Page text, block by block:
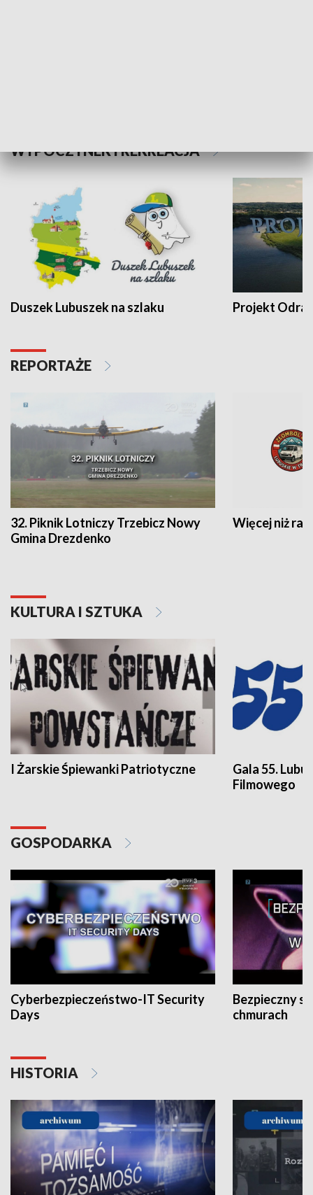
WYPOCZYNEK I REKREACJA
Duszek Lubuszek na szlaku Projekt Odra
REPORTAŻE
32. Piknik Lotniczy Trzebicz Nowy
Gmina Drezdenko
Więcej niż rajd
KULTURA I SZTUKA
I Żarskie Śpiewanki Patriotyczne
Gala 55.
Filmowego
GOSPODARKA
Cyberbezpieczeństwo-IT Security
Days
Bezpieczny
chmurach
HISTORIA